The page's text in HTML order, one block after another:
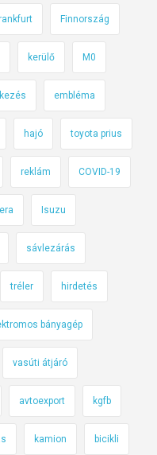
e
a
k
e
k
h
a
n
e
m
i
Finnország
kerülő M0
embléma
hajó toyota prius
reklám COVID-19
Isuzu
sávlezárás
tréler hirdetés
bányagép
vasúti átjáró
avtoexport kgfb
kamion bicikli